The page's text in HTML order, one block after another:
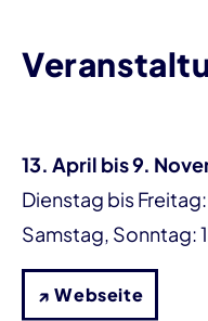
13. April bis 9.
Dienstag bis Freitag:
Samstag, Sonntag:
↗ Webseite